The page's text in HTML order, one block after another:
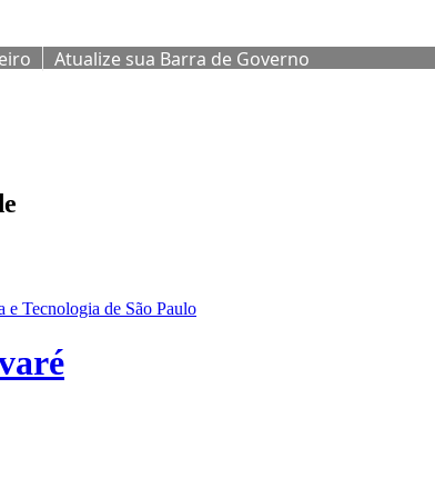
Atualize sua Barra de Governo
e Tecnologia de São Paulo